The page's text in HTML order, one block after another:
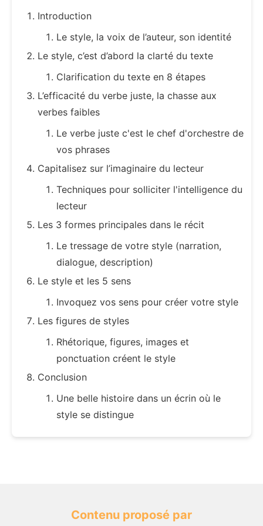
Introduction
Le style, la voix de l’auteur, son identité
Le style, c’est d’abord la clarté du texte
Clarification du texte en 8 étapes
L’efficacité du verbe juste, la chasse aux
verbes faibles
Le verbe juste c'est le chef d'orchestre de
vos phrases
Capitalisez sur l’imaginaire du lecteur
Techniques pour solliciter l'intelligence du
lecteur
Les 3 formes principales dans le récit
Le tressage de votre style (narration,
dialogue, description)
Le style et les 5 sens
Invoquez vos sens pour créer votre style
Les figures de styles
Rhétorique, figures, images et
ponctuation créent le style
Conclusion
Une belle histoire dans un écrin où le
style se distingue
Contenu proposé par